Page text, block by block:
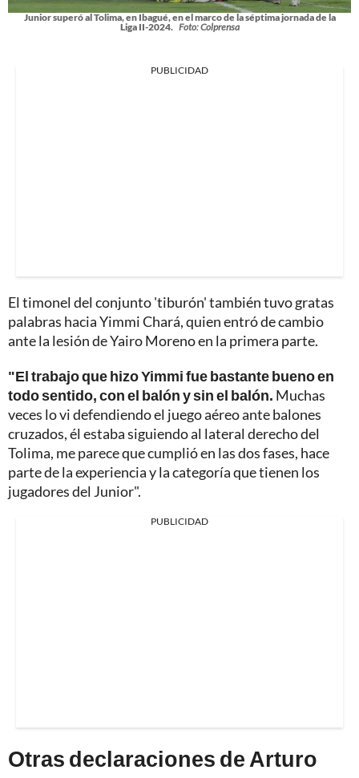
Junior superó al Tolima, en Ibagué, en el marco de la séptima jornada de la
Liga II-2024. Foto: Colprensa
PUBLICIDAD
El timonel del conjunto 'tiburón' también tuvo gratas
palabras hacia Yimmi Chará, quien entró de cambio
ante la lesión de Yairo Moreno en la primera parte.
"El trabajo que hizo Yimmi fue bastante bueno en
todo sentido, con el balón y sin el balón. Muchas
veces lo vi defendiendo el juego aéreo ante balones
cruzados, él estaba siguiendo al lateral derecho del
Tolima, me parece que cumplió en las dos fases, hace
parte de la experiencia y la categoría que tienen los
jugadores del Junior".
PUBLICIDAD
Otras declaraciones de Arturo